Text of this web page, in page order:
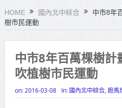
勉提升巡防戰力
北市鮮奶週報再升
擴大至國中生
雙北合作里程碑！
侯友宜蔣萬安攜手視察
HOME 國內北中綜合
中市8年
樹市民運動
中市8年百萬棵樹計
吹植樹市民運動
on: 2016-03-08 In: 國內北中綜合, 跑馬